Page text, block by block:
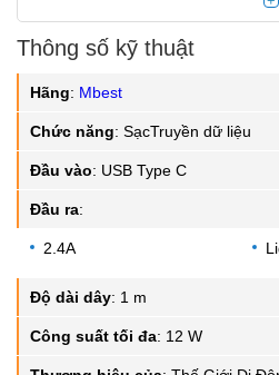
Thông số kỹ thuật
Hãng: Mbest
Chức năng: SạcTruyền dữ liệu
Đầu vào: USB Type C
Đầu ra:
2.4A
Độ dài dây: 1 m
Công suất tối đa: 12 W